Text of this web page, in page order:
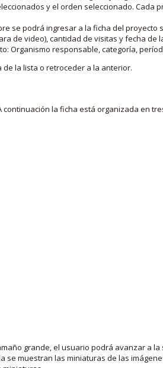
y el orden seleccionado. Cada
se podrá ingresar a la ficha del
de video), cantidad de visitas y fecha de
Organismo responsable, categoría,
la lista o retroceder a la anterior.
la ficha está organizada en
grande, el usuario podrá avanzar a
muestran las miniaturas de las